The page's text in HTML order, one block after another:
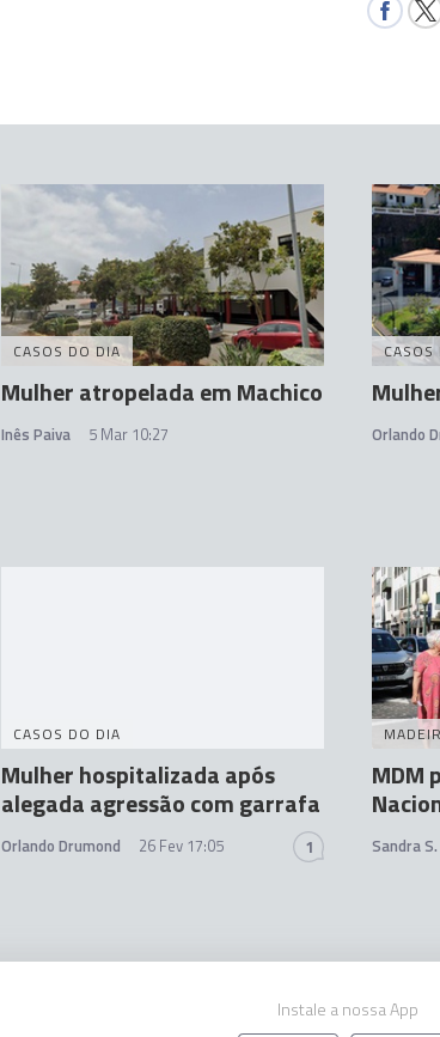
CASOS DO DIA
Mulher atropelada em Machico
Inês Paiva 5 Mar 10:27 Orlando
CASOS DO DIA
Mulher hospitalizada após
alegada agressão com garrafa
Orlando Drumond 26 Fev 17:05 1
MDM
Sandra
Instale a nossa App